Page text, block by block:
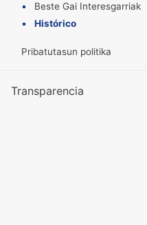
Beste Gai Interesgarriak
Histórico
Pribatutasun politika
Transparencia